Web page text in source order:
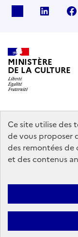
Ce site utilise des
de vous proposer
des remontées de
et des contenus
linkedin
MINISTÈRE
DE LA CULTURE
data.gouv.fr
service-public.gouv.fr
Mentions légales
d’utilisation des